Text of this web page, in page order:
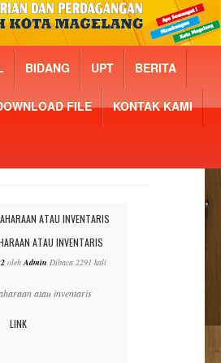
BIDANG UPT BERITA
FILE KONTAK KAMI
ATAU INVENTARIS
olehAdmin Dibaca 2291 kali
atau inventaris
LINK